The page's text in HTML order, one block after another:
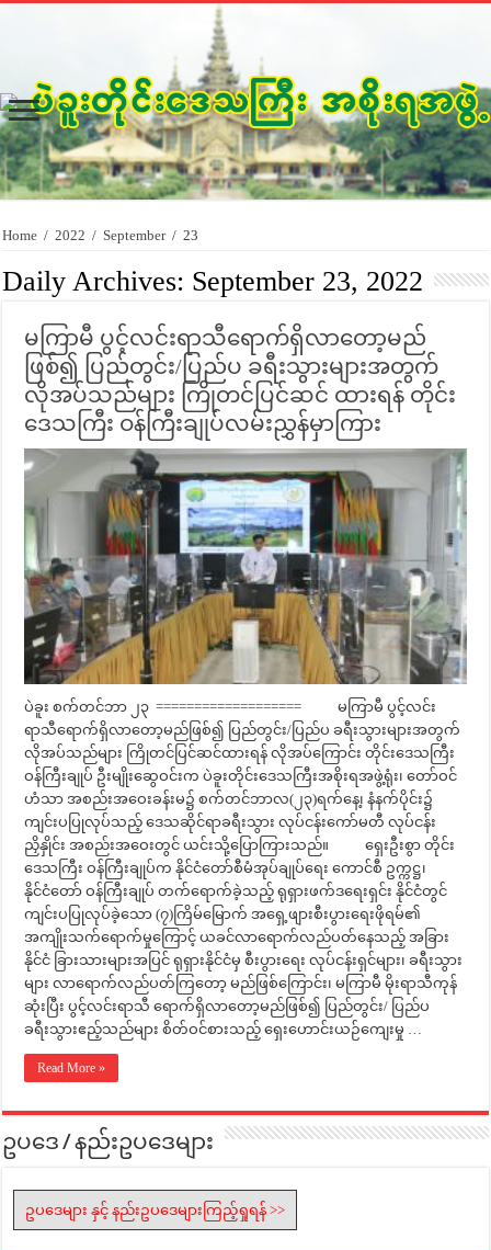
Home / 2022 / September / 23
Daily Archives: September 23, 2022
မကြာမီ ပွင့်လင်းရာသီရောက်ရှိလာတော့မည်
ဖြစ်၍ ပြည်တွင်း/ပြည်ပ ခရီးသွားများအတွက်
လိုအပ်သည်များ ကြိုတင်ပြင်ဆင် ထားရန် တိုင်း
ဒေသကြီး ဝန်ကြီးချုပ်လမ်းညွှန်မှာကြား
ပဲခူး စက်တင်ဘာ ၂၃ =================== မကြာမီ ပွင့်လင်း
ရာသီရောက်ရှိလာတော့မည်ဖြစ်၍ ပြည်တွင်း/ပြည်ပ ခရီးသွားများအတွက်
လိုအပ်သည်များ ကြိုတင်ပြင်ဆင်ထားရန် လိုအပ်ကြောင်း တိုင်းဒေသကြီး
ဝန်ကြီးချုပ် ဦးမျိုးဆွေဝင်းက ပဲခူးတိုင်းဒေသကြီးအစိုးရအဖွဲ့ရုံး၊ တော်ဝင်
ဟံသာ အစည်းအဝေးခန်းမ၌ စက်တင်ဘာလ(၂၃)ရက်နေ့၊ နံနက်ပိုင်း၌
ကျင်းပပြုလုပ်သည့် ဒေသဆိုင်ရာခရီးသွား လုပ်ငန်းကော်မတီ လုပ်ငန်း
ညှိနှိုင်း အစည်းအဝေးတွင် ယင်းသို့ပြောကြားသည်။ ရှေးဦးစွာ တိုင်း
ဒေသကြီး ဝန်ကြီးချုပ်က နိုင်ငံတော်စီမံအုပ်ချုပ်ရေး ကောင်စီ ဥက္ကဋ္ဌ၊
နိုင်ငံတော် ဝန်ကြီးချုပ် တက်ရောက်ခဲ့သည့် ရုရှားဖက်ဒရေးရှင်း နိုင်ငံတွင်
ကျင်းပပြုလုပ်ခဲ့သော (၇)ကြိမ်မြောက် အရှေ့ဖျားစီးပွားရေးဖိုရမ်၏
အကျိုးသက်ရောက်မှုကြောင့် ယခင်လာရောက်လည်ပတ်နေသည့် အခြား
နိုင်ငံ ခြားသားများအပြင် ရုရှားနိုင်ငံမှ စီးပွားရေး လုပ်ငန်းရှင်များ၊ ခရီးသွား
များ လာရောက်လည်ပတ်ကြတော့ မည်ဖြစ်ကြောင်း၊ မကြာမီ မိုးရာသီကုန်
ဆုံးပြီး ပွင့်လင်းရာသီ ရောက်ရှိလာတော့မည်ဖြစ်၍ ပြည်တွင်း/ ပြည်ပ
ခရီးသွားဧည့်သည်များ စိတ်ဝင်စားသည့် ရှေးဟောင်းယဉ်ကျေးမှု …
Read More »
ဥပဒေ / နည်းဥပဒေများ
ဥပဒေများ နှင့် နည်းဥပဒေများကြည့်ရှုရန် >>